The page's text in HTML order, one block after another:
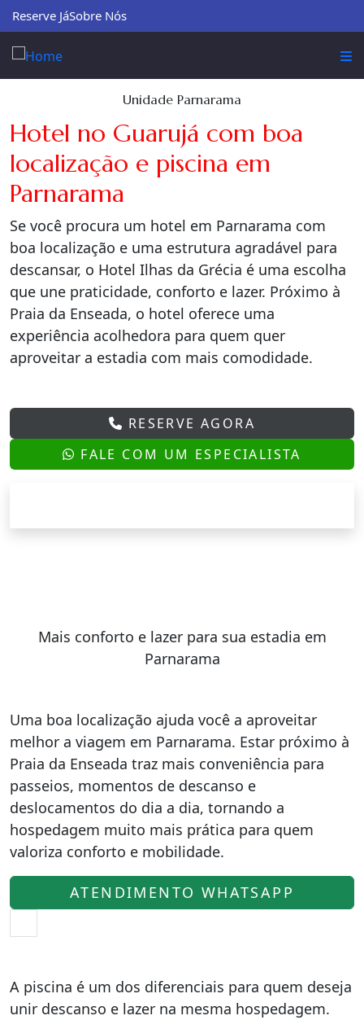
Reserve JáSobre Nós
Unidade Parnarama
Hotel no Guarujá com boa
localização e piscina em
Parnarama
Se você procura um hotel em Parnarama com
boa localização e uma estrutura agradável para
descansar, o Hotel Ilhas da Grécia é uma escolha
que une praticidade, conforto e lazer. Próximo à
Praia da Enseada, o hotel oferece uma
experiência acolhedora para quem quer
aproveitar a estadia com mais comodidade.
RESERVE AGORA
FALE COM UM ESPECIALISTA
Mais conforto e lazer para sua estadia em
Parnarama
Uma boa localização ajuda você a aproveitar
melhor a viagem em Parnarama. Estar próximo à
Praia da Enseada traz mais conveniência para
passeios, momentos de descanso e
deslocamentos do dia a dia, tornando a
hospedagem muito mais prática para quem
valoriza conforto e mobilidade.
ATENDIMENTO WHATSAPP
A piscina é um dos diferenciais para quem deseja
unir descanso e lazer na mesma hospedagem.